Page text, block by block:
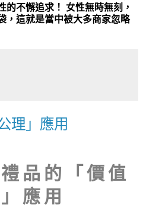
的不懈追求！
女性無時無刻，
，這就是當中被大多商家忽略
理」應用
品的「價值
應用